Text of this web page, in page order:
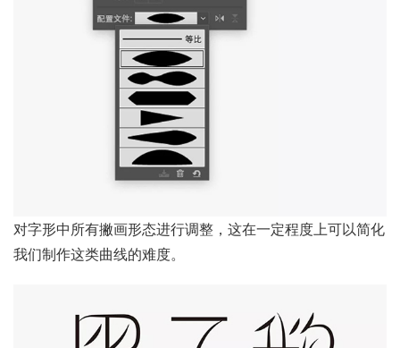
对字形中所有撇画形态进行调整，这在一定程度上可以简化
我们制作这类曲线的难度。